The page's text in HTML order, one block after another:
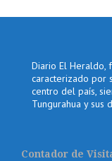
Diario El Heraldo,
caracterizado por
centro del país,
Tungurahua y sus
Contador de